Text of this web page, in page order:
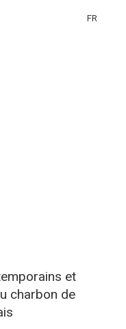
FR
et
charbon de